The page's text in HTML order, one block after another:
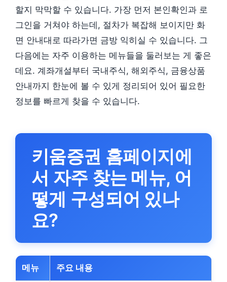
할지 막막할 수 있습니다. 가장 먼저 본인확인과 로
그인을 거쳐야 하는데, 절차가 복잡해 보이지만 화
면 안내대로 따라가면 금방 익히실 수 있습니다. 그
다음에는 자주 이용하는 메뉴들을 둘러보는 게 좋은
데요. 계좌개설부터 국내주식, 해외주식, 금융상품
안내까지 한눈에 볼 수 있게 정리되어 있어 필요한
정보를 빠르게 찾을 수 있습니다.
키움증권 홈페이지에
서 자주 찾는 메뉴, 어
떻게 구성되어 있나
요?
메뉴 주요 내용